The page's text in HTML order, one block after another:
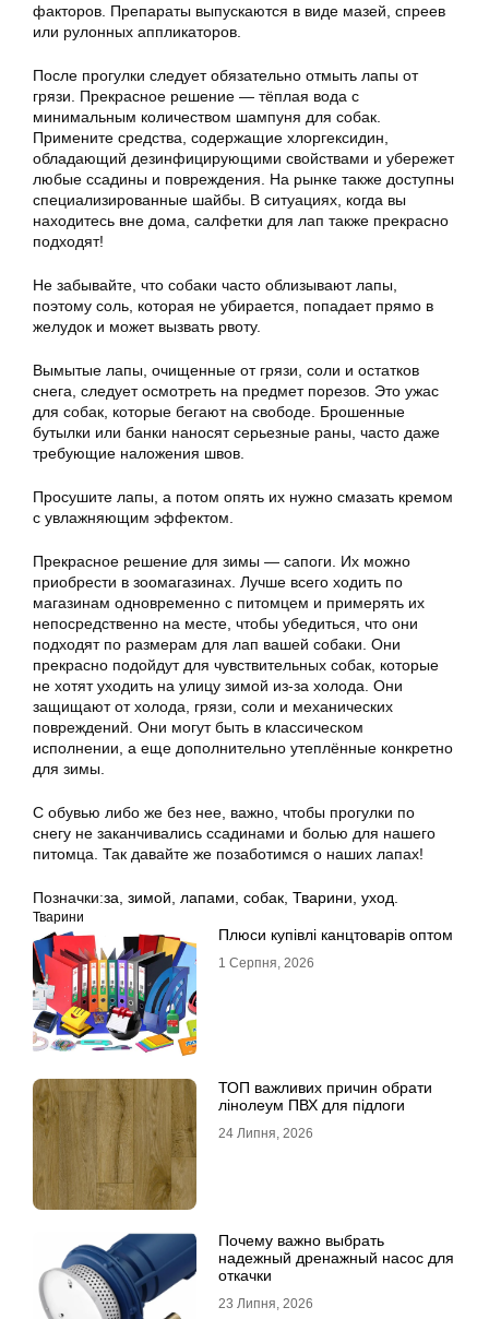
факторов. Препараты выпускаются в виде мазей, спреев
или рулонных аппликаторов.
После прогулки следует обязательно отмыть лапы от
грязи. Прекрасное решение — тёплая вода с
минимальным количеством шампуня для собак.
Примените средства, содержащие хлоргексидин,
обладающий дезинфицирующими свойствами и убережет
любые ссадины и повреждения. На рынке также доступны
специализированные шайбы. В ситуациях, когда вы
находитесь вне дома, салфетки для лап также прекрасно
подходят!
Не забывайте, что собаки часто облизывают лапы,
поэтому соль, которая не убирается, попадает прямо в
желудок и может вызвать рвоту.
Вымытые лапы, очищенные от грязи, соли и остатков
снега, следует осмотреть на предмет порезов. Это ужас
для собак, которые бегают на свободе. Брошенные
бутылки или банки наносят серьезные раны, часто даже
требующие наложения швов.
Просушите лапы, а потом опять их нужно смазать кремом
с увлажняющим эффектом.
Прекрасное решение для зимы — сапоги. Их можно
приобрести в зоомагазинах. Лучше всего ходить по
магазинам одновременно с питомцем и примерять их
непосредственно на месте, чтобы убедиться, что они
подходят по размерам для лап вашей собаки. Они
прекрасно подойдут для чувствительных собак, которые
не хотят уходить на улицу зимой из-за холода. Они
защищают от холода, грязи, соли и механических
повреждений. Они могут быть в классическом
исполнении, а еще дополнительно утеплённые конкретно
для зимы.
С обувью либо же без нее, важно, чтобы прогулки по
снегу не заканчивались ссадинами и болью для нашего
питомца. Так давайте же позаботимся о наших лапах!
Позначки:за зимой лапами собак Тварини уход.
Тварини
Плюси купівлі канцтоварів оптом
1 Серпня, 2026
ТОП важливих причин обрати
лінолеум ПВХ для підлоги
24 Липня, 2026
Почему важно выбрать
надежный дренажный насос для
откачки
23 Липня, 2026